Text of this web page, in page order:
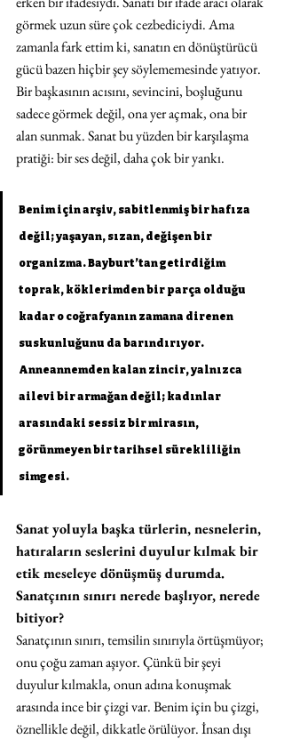
görmek uzun süre çok cezbediciydi. Ama
zamanla fark ettim ki, sanatın en dönüştürücü
gücü bazen hiçbir şey söylememesinde yatıyor.
Bir başkasının acısını, sevincini, boşluğunu
sadece görmek değil, ona yer açmak, ona bir
alan sunmak. Sanat bu yüzden bir karşılaşma
pratiği: bir ses değil, daha çok bir yankı.
Benim için arşiv, sabitlenmiş bir hafıza
değil; yaşayan, sızan, değişen bir
organizma. Bayburt’tan getirdiğim
toprak, köklerimden bir parça olduğu
kadar o coğrafyanın zamana direnen
suskunluğunu da barındırıyor.
Anneannemden kalan zincir, yalnızca
ailevi bir armağan değil; kadınlar
arasındaki sessiz bir mirasın,
görünmeyen bir tarihsel sürekliliğin
simgesi.
Sanat yoluyla başka türlerin, nesnelerin,
hatıraların seslerini duyulur kılmak bir
etik meseleye dönüşmüş durumda.
Sanatçının sınırı nerede başlıyor, nerede
bitiyor?
Sanatçının sınırı, temsilin sınırıyla örtüşmüyor;
onu çoğu zaman aşıyor. Çünkü bir şeyi
duyulur kılmakla, onun adına konuşmak
arasında ince bir çizgi var. Benim için bu çizgi,
öznellikle değil, dikkatle örülüyor. İnsan dışı